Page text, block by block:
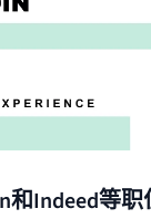
和Indeed等